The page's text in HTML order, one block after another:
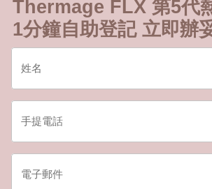
Thermage FLX 第5代
1分鐘自助登記 立即辦